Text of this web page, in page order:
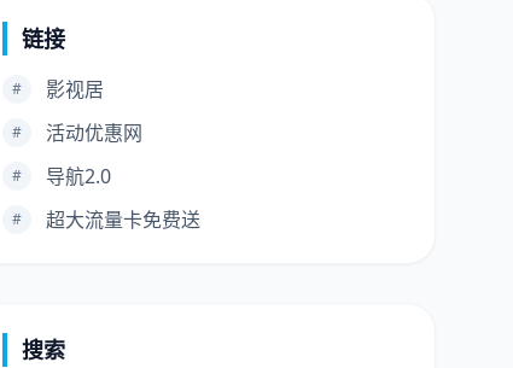
链接
# 影视居
# 活动优惠网
# 导航2.0
# 超大流量卡免费送
搜索